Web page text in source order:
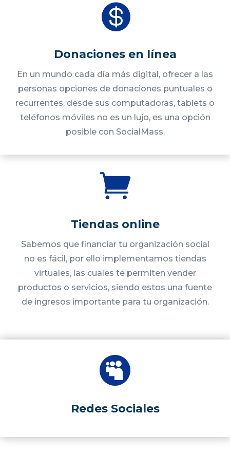

Donaciones en línea
En un mundo cada día más digital, ofrecer a las
personas opciones de donaciones puntuales o
recurrentes, desde sus computadoras, tablets o
teléfonos móviles no es un lujo, es una opción
posible con SocialMass.

Tiendas online
Sabemos que financiar tu organización social
no es fácil, por ello implementamos tiendas
virtuales, las cuales te permiten vender
productos o servicios, siendo estos una fuente
de ingresos importante para tu organización.

Redes Sociales